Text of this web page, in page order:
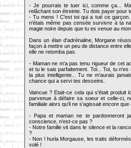
- Je pourrais te tuer ici, comme ça...
relâchant son étreinte. Tu dois payer pour
- Tu mens ! C'est toi qui a tué ce
n'étais même pas censée survivre à ta
magie noire depuis que tu es venue au
Dans un élan d'adrénaline, Morgane
façon à mettre un peu de distance entre
elle ne retomba pas.
- Maman ne m'a pas tenu rigueur de cet
et tu le sais parfaitement. Toi... Toi, tu
la plus intelligente... Tu ne m'aurais
chance qui a servi tes desseins.
Vaincue ? Etait-ce cela qui s'était produit
parvenue à défaire sa soeur et celle-ci,
familiale alors qu'il ne s'agissait encore que
- Papa et maman ne te pardonneront
conscience, n'est-ce pas ?
- Notre famille vit dans le silence et la
?
- Non ! hurla Morgause, les traits
volé !